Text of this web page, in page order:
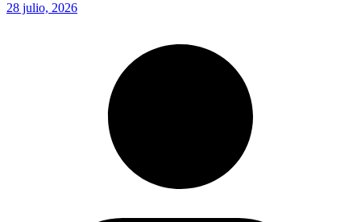
28 julio, 2026